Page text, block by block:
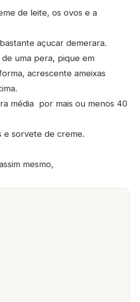
de leite, os ovos e a
açucar demerara.
uma pera, pique em
acrescente ameixas
média por mais ou menos 40
e sorvete de creme.
mesmo,